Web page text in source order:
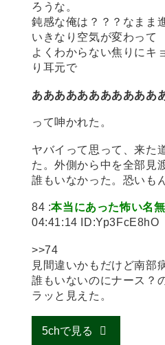
ろうな。
鈍感な俺は？？？なまま
いきなり空気が変わって
よくわからない焦りにキ
り耳元で
あああああああああああ
って呻かれた。
ヤバイって思って、来た
た。外側から中を全部見
誰もいなかった。恐いも
84 :本当にあった怖い名
04:41:14 ID:Yp3FcE8hO
>>74
見間違いかもだけど南部
誰もいないのにナース？
ラッと見えた。
5chで見る